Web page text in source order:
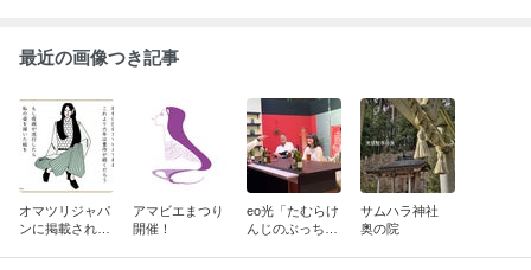
最近の画像つき記事
オマツリジャパ
ンに掲載されま
アマビエまつり
開催！
eo光「たむらけ
んじのぶっちゃ
サムハラ神社
奥の院